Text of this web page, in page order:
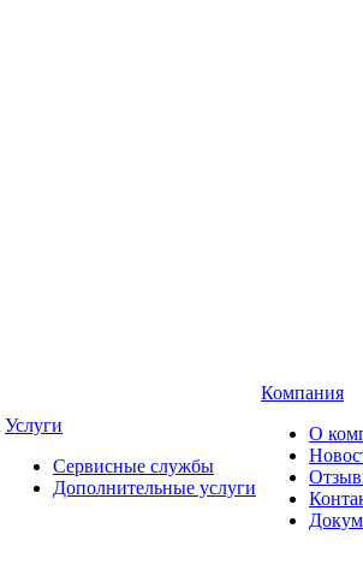
Услуги
Сервисные службы
Дополнительные услуги
Компания
О